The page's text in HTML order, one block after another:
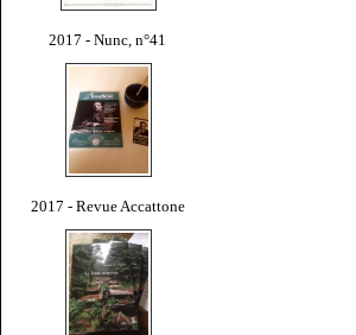
2017 - Nunc, n°41
2017 - Revue Accattone